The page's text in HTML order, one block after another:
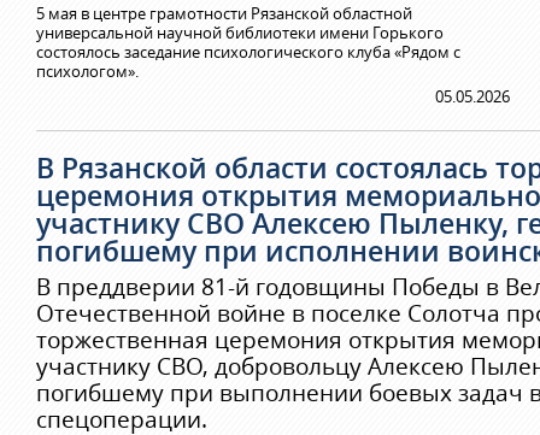
5 мая в центре грамотности Рязанской областной
универсальной научной библиотеки имени Горького
состоялось заседание психологического клуба «Рядом с
психологом».
05.05.2026
В Рязанской области состоялась
церемония открытия
участнику СВО Алексею Пыленку,
погибшему при исполнении
В преддверии 81-й годовщины Победы в
Отечественной войне в поселке Солотча
торжественная церемония открытия
участнику СВО, добровольцу Алексею
погибшему при выполнении боевых задач
спецоперации.